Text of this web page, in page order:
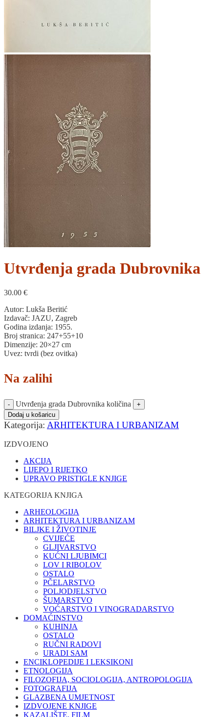
Utvrđenja grada Dubrovnika
30.00 €
Autor: Lukša Beritić
Izdavač: JAZU, Zagreb
Godina izdanja: 1955.
Broj stranica: 247+55+10
Dimenzije: 20×27 cm
Uvez: tvrdi (bez ovitka)
Na zalihi
Utvrđenja grada Dubrovnika količina
Dodaj u košaricu
Kategorija: ARHITEKTURA I URBANIZAM
IZDVOJENO
AKCIJA
LIJEPO I RIJETKO
UPRAVO PRISTIGLE KNJIGE
KATEGORIJA KNJIGA
ARHEOLOGIJA
ARHITEKTURA I URBANIZAM
BILJKE I ŽIVOTINJE
CVIJEĆE
GLJIVARSTVO
KUĆNI LJUBIMCI
LOV I RIBOLOV
OSTALO
PČELARSTVO
POLJODJELSTVO
ŠUMARSTVO
VOĆARSTVO I VINOGRADARSTVO
DOMAĆINSTVO
KUHINJA
OSTALO
RUČNI RADOVI
URADI SAM
ENCIKLOPEDIJE I LEKSIKONI
ETNOLOGIJA
FILOZOFIJA, SOCIOLOGIJA, ANTROPOLOGIJA
FOTOGRAFIJA
GLAZBENA UMJETNOST
IZDVOJENE KNJIGE
KAZALIŠTE, FILM